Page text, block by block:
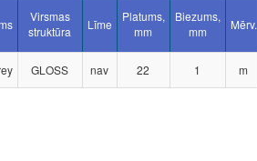
Virsmas
struktūra
Līme
Platums,
mm
Biezums,
mm
Mērv.
GLOSS nav 22 1 m